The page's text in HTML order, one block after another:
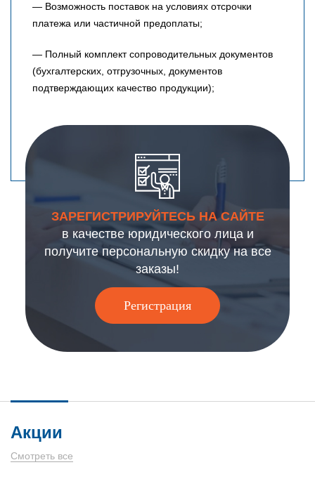
— Возможность поставок на условиях отсрочки
платежа или частичной предоплаты;
— Полный комплект сопроводительных документов
(бухгалтерских, отгрузочных, документов
подтверждающих качество продукции);
ЗАРЕГИСТРИРУЙТЕСЬ НА САЙТЕ
в качестве юридического лица и
получите персональную скидку на все
заказы!
Регистрация
Акции
Смотреть все